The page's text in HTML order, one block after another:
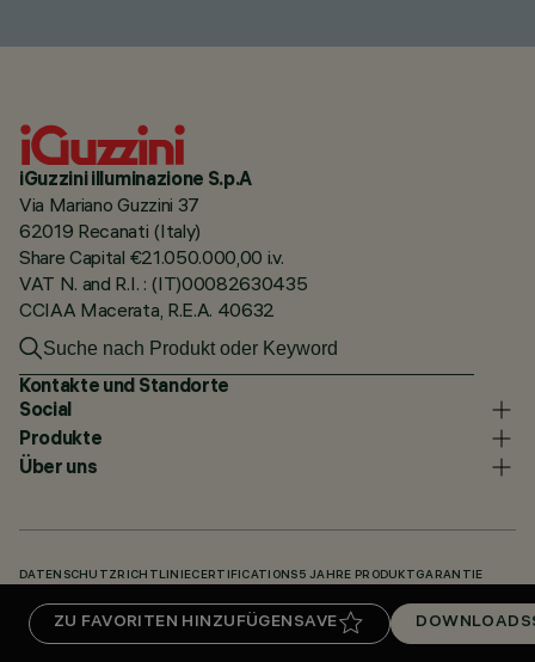
ZU FAVORITEN HINZUFÜGEN SAVE DOWNLOADS
iGuzzini illuminazione S.p.A
Via Mariano Guzzini 37
62019 Recanati (Italy)
Share Capital €21.050.000,00 i.v.
VAT N. and R.I. : (IT)00082630435
CCIAA Macerata, R.E.A. 40632
Kontakte und Standorte
Social
Produkte
Über uns
DATENSCHUTZRICHTLINIECERTIFICATIONS 5 JAHRE PRODUKTGARANTIE
UNSERE CODES KNOWLEDGE BASE (LOGIN REQUIRED) DOWNLOADS